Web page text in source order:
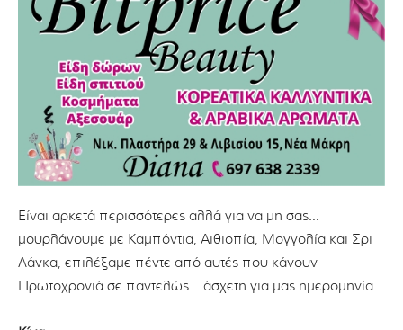
Είναι αρκετά περισσότερες αλλά για να μη σας…
μουρλάνουμε με Καμπόντια, Αιθιοπία, Μογγολία και Σρι
Λάνκα, επιλέξαμε πέντε από αυτές που κάνουν
Πρωτοχρονιά σε παντελώς… άσχετη για μας ημερομηνία.